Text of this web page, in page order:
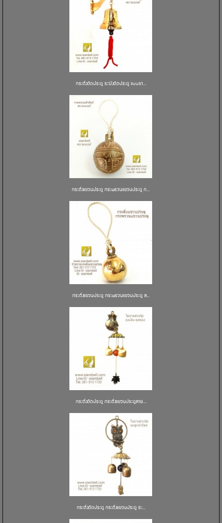
กระดิ่งติดประตู ระฆังติดประตู แบบขา...
กระดิ่งแขวนประตู กระพรวนแขวนประตู ก...
กระดิ่งแขวนประตู กระพรวนแขวนประตู ล...
กระดิ่งติดประตู กระดิ่งแขวนประตูลาย...
กระดิ่งติดประตู กระดิ่งแขวนประตู ระ...